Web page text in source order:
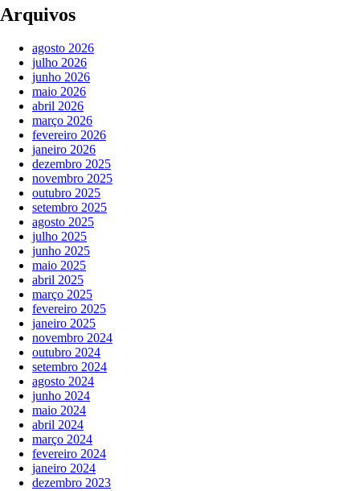
Arquivos
agosto 2026
julho 2026
junho 2026
maio 2026
abril 2026
março 2026
fevereiro 2026
janeiro 2026
dezembro 2025
novembro 2025
outubro 2025
setembro 2025
agosto 2025
julho 2025
junho 2025
maio 2025
abril 2025
março 2025
fevereiro 2025
janeiro 2025
novembro 2024
outubro 2024
setembro 2024
agosto 2024
junho 2024
maio 2024
abril 2024
março 2024
fevereiro 2024
janeiro 2024
dezembro 2023